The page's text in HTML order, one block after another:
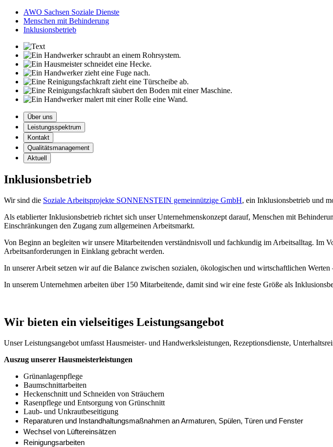
AWO Sachsen Soziale Dienste
Menschen mit Behinderung
Inklusionsbetrieb
Über uns
Leistungsspektrum
Kontakt
Qualitätsmanagement
Aktuell
Inklusionsbetrieb
Wir sind die Soziale Arbeitsprojekte SONNENSTEIN gemeinnützige GmbH, ein Inklusionsbetrieb und
Als etablierter Inklusionsbetrieb richtet sich unser Unternehmenskonzept darauf, Menschen mit
Einschränkungen den Zugang zum allgemeinen Arbeitsmarkt.
Von Beginn an begleiten wir unsere Mitarbeitenden verständnisvoll und fachkundig im Arbeitsalltag. Im
Arbeitsanforderungen in Einklang gebracht werden.
In unserer Arbeit setzen wir auf die Balance zwischen sozialen, ökologischen und wirtschaftlichen Werten
In unserem Unternehmen arbeiten über 150 Mitarbeitende, damit sind wir eine feste Größe als
Wir bieten ein vielseitiges Leistungsangebot
Unser Leistungsangebot umfasst Hausmeister- und Handwerksleistungen, Rezeptionsdienste,
Auszug unserer Hausmeisterleistungen
Grünanlagenpflege
Baumschnittarbeiten
Heckenschnitt und Schneiden von Sträuchern
Rasenpflege und Entsorgung von Grünschnitt
Laub- und Unkrautbeseitigung
Reparaturen und Instandhaltungsmaßnahmen an Armaturen, Spülen, Türen und Fenster
Wechsel von Lüftereinsätzen
Reinigungsarbeiten